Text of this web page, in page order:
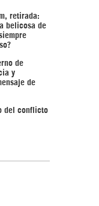
retirada:
belicosa de
de
y
de
del conflicto